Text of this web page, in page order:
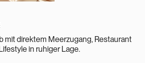
mit direktem Meerzugang, Restaurant
in ruhiger Lage.